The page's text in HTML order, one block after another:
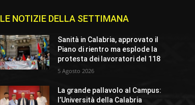
LE NOTIZIE DELLA SETTIMANA
Sanità in Calabria, approvato il
Piano di rientro ma esplode la
protesta dei lavoratori del 118
5 Agosto 2026
La grande pallavolo al Campus:
l’Università della Calabria